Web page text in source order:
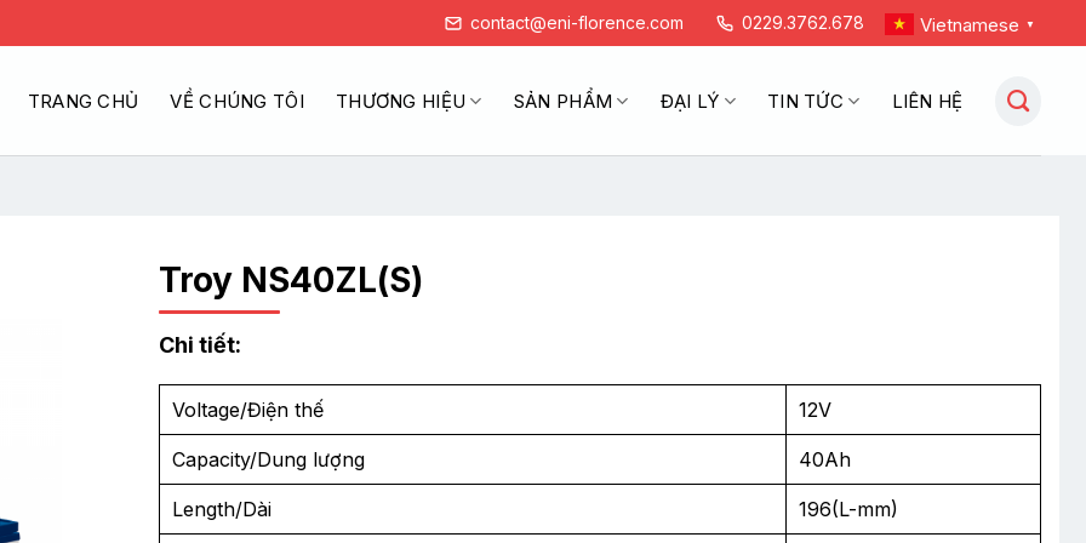
contact@eni-florence.com 0229.3762.678 Vietnamese ▼
TRANG CHỦ VỀ CHÚNG TÔI THƯƠNG HIỆU SẢN PHẨM ĐẠI LÝ TIN TỨC LIÊN HỆ
Troy NS40ZL(S)
Chi tiết:
Voltage/Điện thế 12V
Capacity/Dung lượng 40Ah
Length/Dài 196(L-mm)